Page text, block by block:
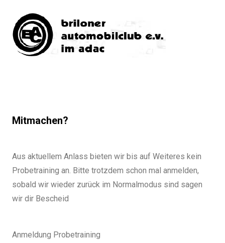
Mitmachen?
Aus aktuellem Anlass bieten wir bis auf Weiteres kein
Probetraining an. Bitte trotzdem schon mal anmelden,
sobald wir wieder zurück im Normalmodus sind sagen
wir dir Bescheid
Anmeldung Probetraining